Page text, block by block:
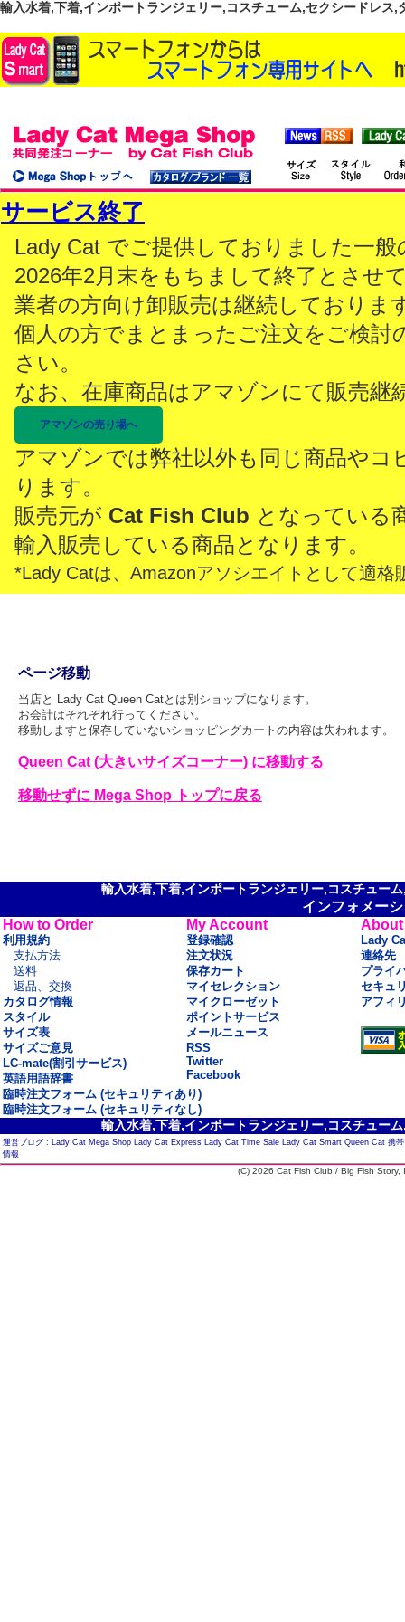
輸入水着,下着,インポートランジェリー,コスチューム,セクシードレス
サービス終了
Lady Cat でご提供しておりました一
2026年2月末をもちまして終了とさせ
業者の方向け卸販売は継続しておりま
個人の方でまとまったご注文をご検討
さい。
なお、在庫商品はアマゾンにて販売継
アマゾンの売り場へ
アマゾンでは弊社以外も同じ商品やコ
ります。
販売元が Cat Fish Club となっている
輸入販売している商品となります。
*Lady Catは、Amazonアソシエイトとして適格
ページ移動
当店と Lady Cat Queen Catとは別ショップになります。
お会計はそれぞれ行ってください。
移動しますと保存していないショッピングカートの内容は失われます。
Queen Cat (大きいサイズコーナー) に移動する
移動せずに Mega Shop トップに戻る
輸入水着,下着,インポートランジェリー,コスチュー
インフォメー
How to Order
利用規約
支払方法
送料
返品、交換
カタログ情報
スタイル
サイズ表
サイズご意見
LC-mate(割引サービス)
英語用語辞書
My Account
登録確認
注文状況
保存カート
マイセレクション
マイクローゼット
ポイントサービス
メールニュース
RSS
Twitter
Facebook
About
Lady
連絡先
プライ
セキュ
アフィ
臨時注文フォーム (セキュリティあり)
臨時注文フォーム (セキュリティなし)
輸入水着,下着,インポートランジェリー,コスチュー
運営ブログ : Lady Cat Mega Shop Lady Cat Express Lady Cat Time Sale Lady Cat Smart Queen Cat 携
情報
(C) 2026 Cat Fish Club / Big Fish Story,